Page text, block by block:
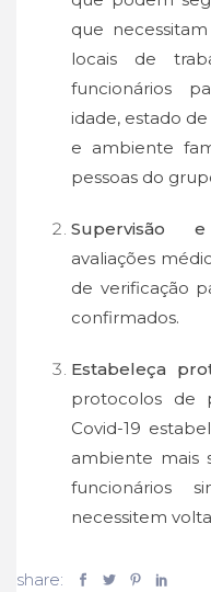
que
locais de
funcionários
idade, estado
e ambiente
pessoas do
Supervisão
avaliações
de verificação
confirmados.
Estabeleça
protocolos de
Covid-19
ambiente mais
funcionários
necessitem
share: